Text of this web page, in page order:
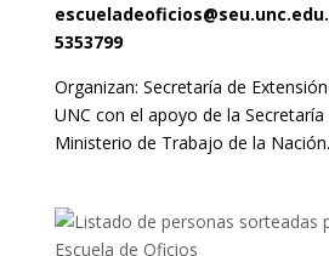
5353799
Organizan: Secretaría de
UNC con el apoyo de la
Ministerio de Trabajo de la Nación.